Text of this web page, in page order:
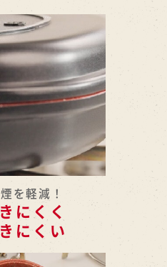
を軽減！
にくく
にくい